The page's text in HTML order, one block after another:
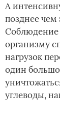
А
позднее чем
Соблюдение
организму
нагрузок
один
углеводы,